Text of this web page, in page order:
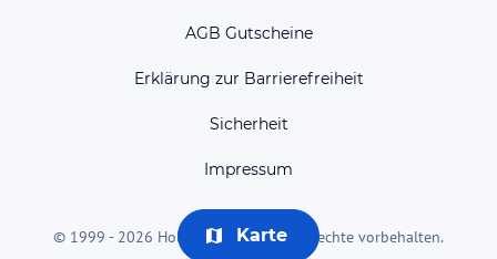
Karte
AGB Gutscheine
Erklärung zur Barrierefreiheit
Sicherheit
Impressum
© 1999 - 2026 HolidayCheck AG. Alle Rechte vorbehalten.